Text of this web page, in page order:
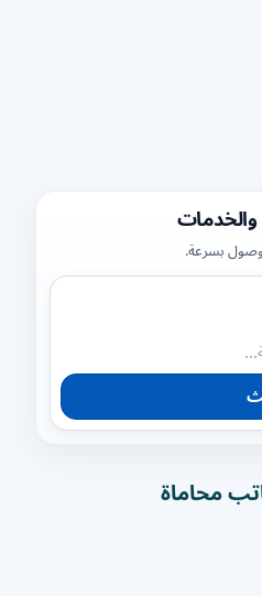
بسرعة.
محاماة